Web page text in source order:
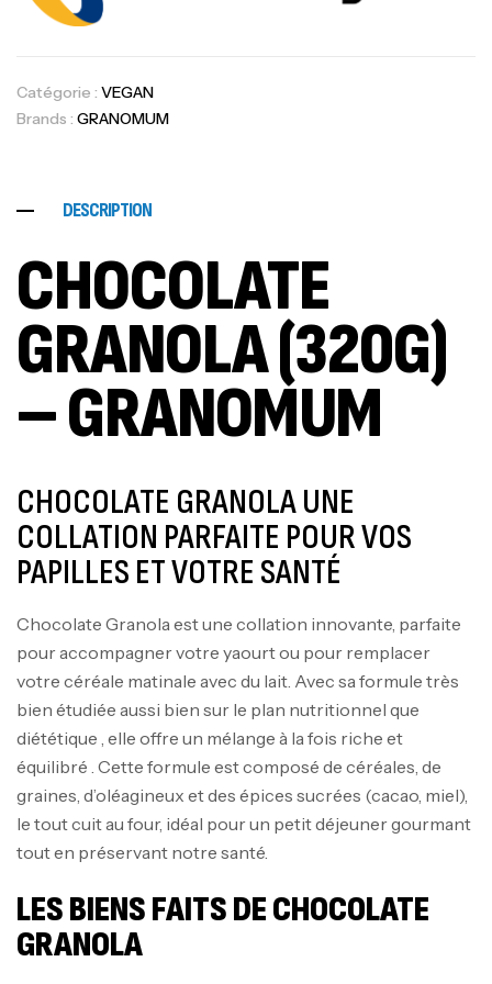
Catégorie : VEGAN
Brands : GRANOMUM
DESCRIPTION
CHOCOLATE
GRANOLA (320G)
– GRANOMUM
CHOCOLATE GRANOLA UNE
COLLATION PARFAITE POUR VOS
PAPILLES ET VOTRE SANTÉ
Chocolate Granola est une collation innovante, parfaite
pour accompagner votre yaourt ou pour remplacer
votre céréale matinale avec du lait. Avec sa formule très
bien étudiée aussi bien sur le plan nutritionnel que
diététique , elle offre un mélange à la fois riche et
équilibré . Cette formule est composé de céréales, de
graines, d’oléagineux et des épices sucrées (cacao, miel),
le tout cuit au four, idéal pour un petit déjeuner gourmant
tout en préservant notre santé.
LES BIENS FAITS DE CHOCOLATE
GRANOLA